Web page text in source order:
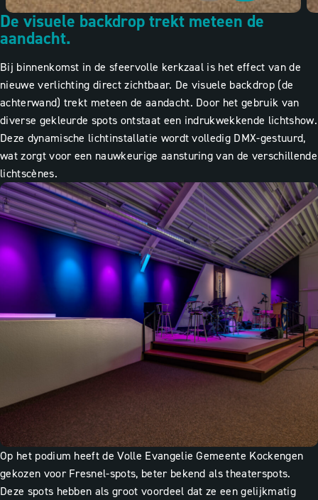
De visuele backdrop trekt meteen de
aandacht.
Bij binnenkomst in de sfeervolle kerkzaal is het effect van de
nieuwe verlichting direct zichtbaar. De visuele backdrop (de
achterwand) trekt meteen de aandacht. Door het gebruik van
diverse gekleurde spots ontstaat een indrukwekkende lichtshow.
Deze dynamische lichtinstallatie wordt volledig DMX-gestuurd,
wat zorgt voor een nauwkeurige aansturing van de verschillende
lichtscènes.
Op het podium heeft de Volle Evangelie Gemeente Kockengen
gekozen voor Fresnel-spots, beter bekend als theaterspots.
Deze spots hebben als groot voordeel dat ze een gelijkmatig